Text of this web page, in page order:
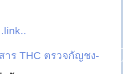
าร THC ตรวจกัญชง-